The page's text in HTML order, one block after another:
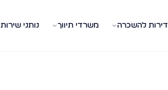
דירות להשכרה משרדי תיווך נותני שירות